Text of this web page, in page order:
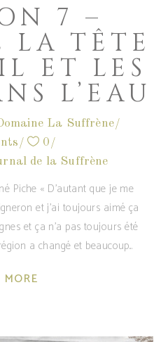
7 –
LA TÊTE
ET LES
L’EAU
La Suffrène
0
de la Suffrène
Piche « D’autant que je me
et j’ai toujours aimé ça
et ça n’a pas toujours été
a changé et beaucoup
MORE